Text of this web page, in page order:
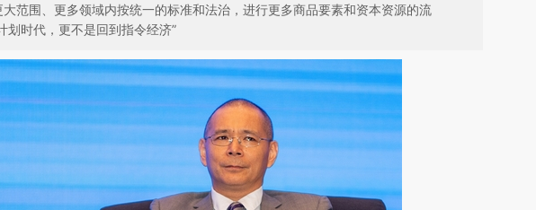
范围、更多领域内按统一的标准和法治，进行更多商品要素和资本资源的流
划时代，更不是回到指令经济”